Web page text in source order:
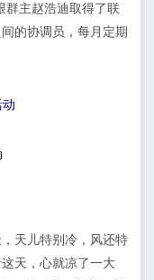
群主赵浩迪取得了联
的协调员，每月定期
天儿特别冷，风还特
天，心就凉了一大